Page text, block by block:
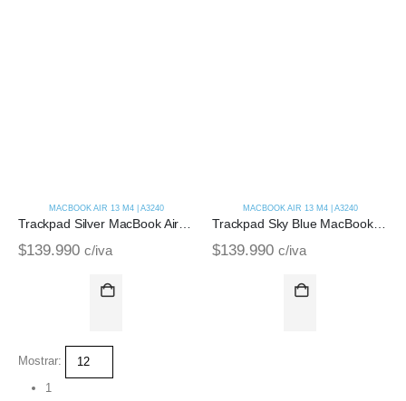
MACBOOK AIR 13 M4 | A3240
$139.990 c/iva
MACBOOK AIR 13 M4 | A3240
Trackpad Sky Blue MacBook Air M4 14 | A3240 (2025)
$139.990 c/iva
Mostrar:
1